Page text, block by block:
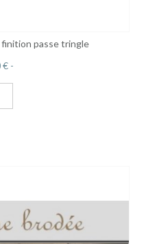
passe tringle
€